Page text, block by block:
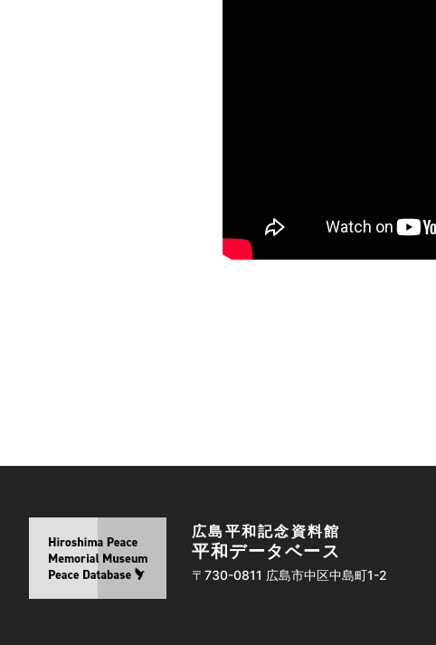
広島平和記念資料館
平和データベース
〒730-0811 広島市中区中島町1-2